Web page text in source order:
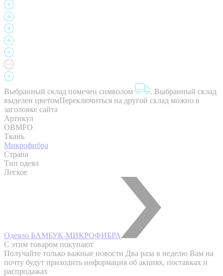
Выбранный склад помечен символом . Выбранный склад
выделен цветомПереключиться на другой склад можно в
заголовке сайта
Артикул
OBMFO
Ткань
Микрофибра
Страна
Тип одеял
Легкое
Одеяло БАМБУК-МИКРОФИБРА
С этим товаром покупают
Получайте только важные новости Два раза в неделю Вам на
почту будут приходить информация об акциях, поставках и
распродажах